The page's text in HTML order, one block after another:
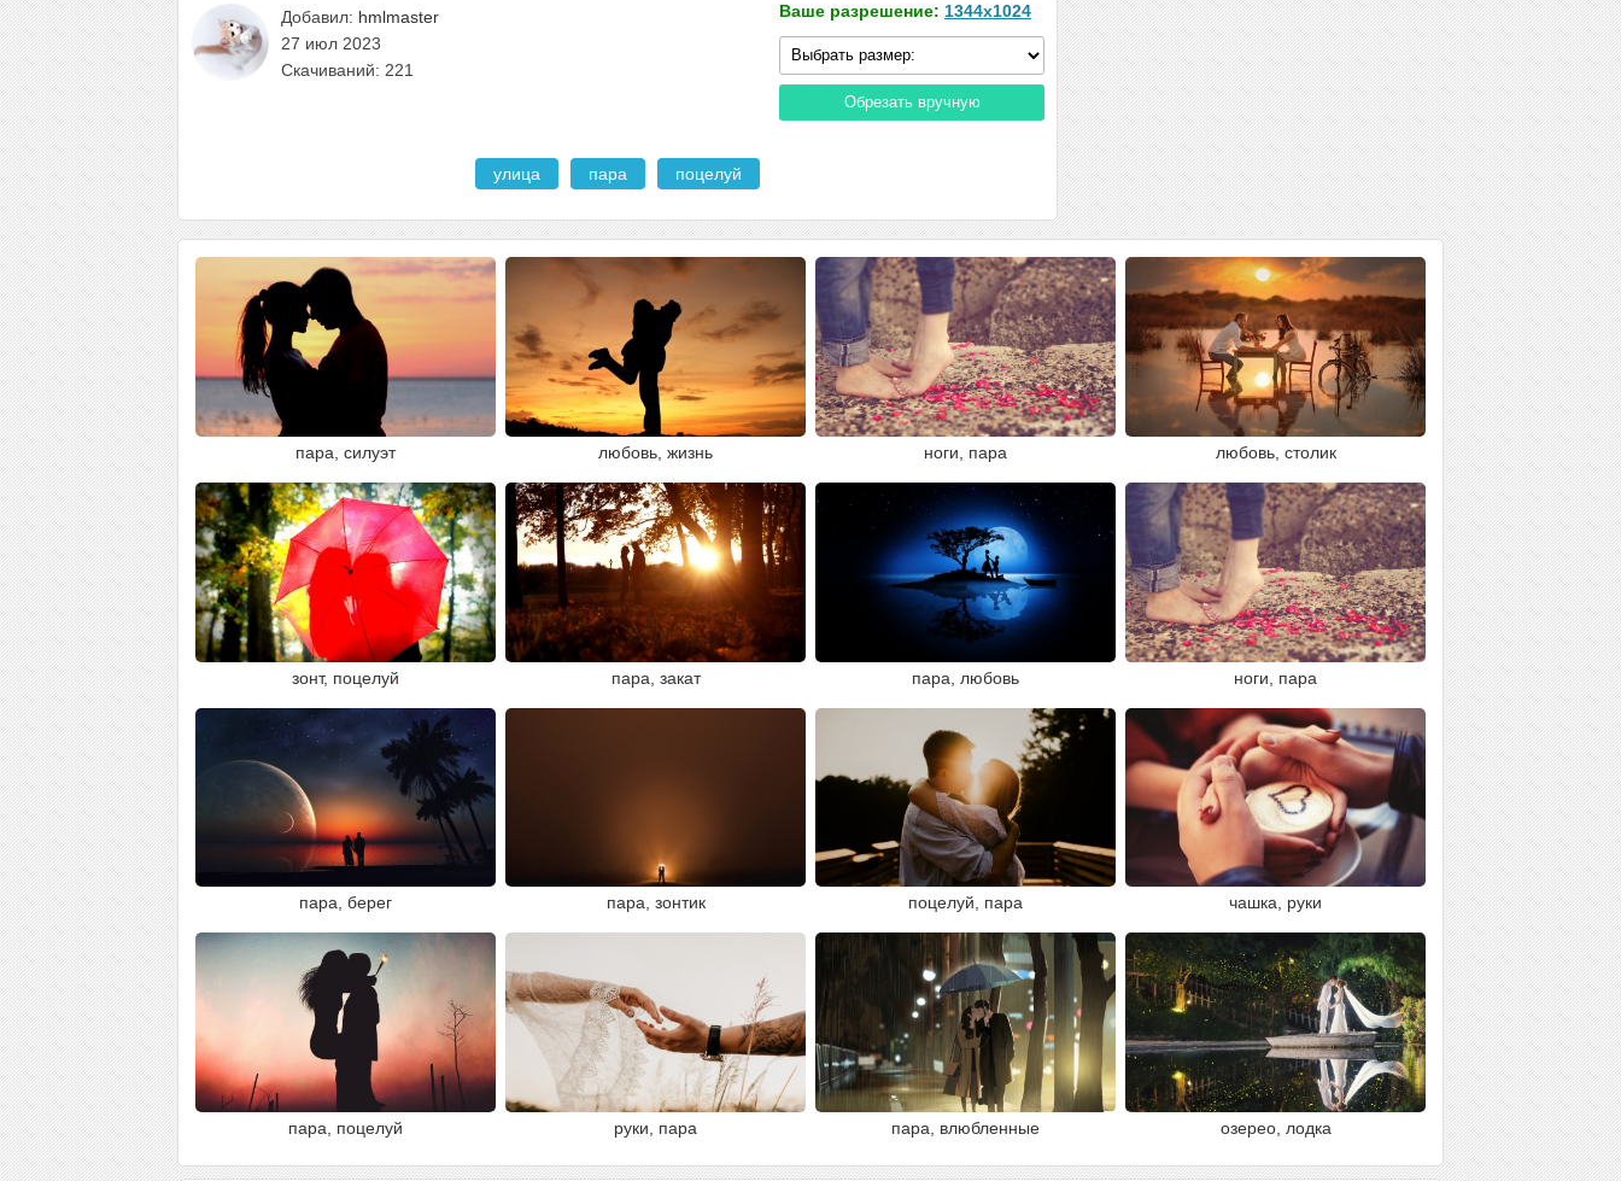
Добавил: hmlmaster
27 июл 2023
Скачиваний: 221
Ваше разрешение: 1344x1024
Обрезать вручную
улица пара поцелуй
пара, силуэт любовь, жизнь ноги, пара любовь, столик
зонт, поцелуй пара, закат пара, любовь ноги, пара
пара, берег пара, зонтик поцелуй, пара чашка, руки
пара, поцелуй руки, пара пара, влюбленные озерео, лодка